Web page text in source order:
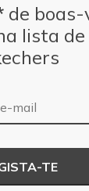
de boas-
lista
TE